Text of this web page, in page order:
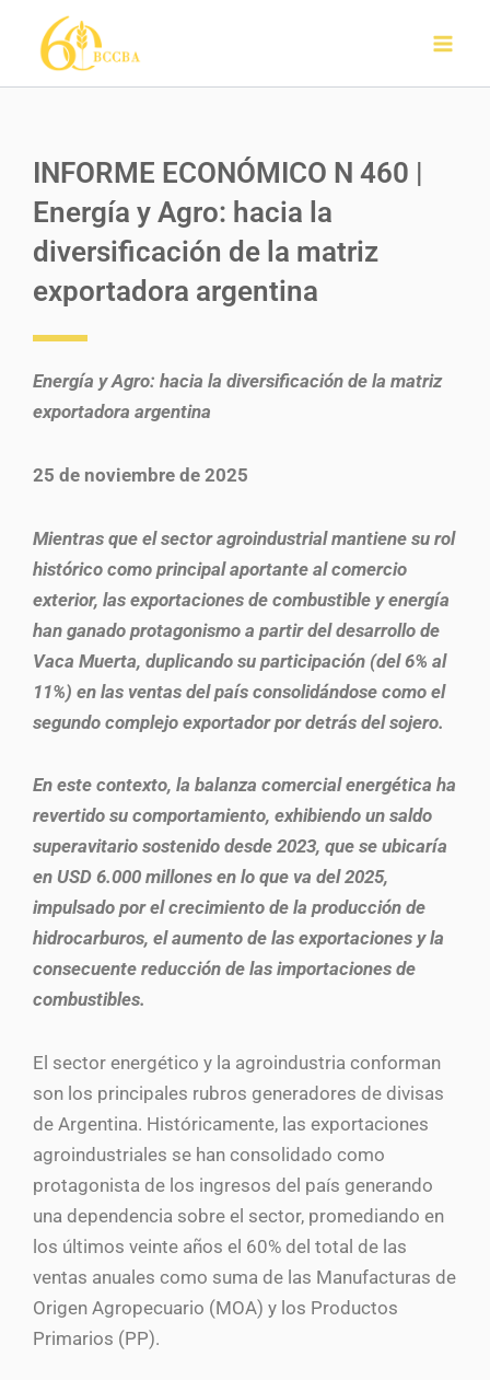
contenido
INFORME ECONÓMICO N 460 |
Energía y Agro: hacia la
diversificación de la matriz
exportadora argentina
Energía y Agro: hacia la diversificación de la matriz
exportadora argentina
25 de noviembre de 2025
Mientras que el sector agroindustrial mantiene su rol
histórico como principal aportante al comercio
exterior, las exportaciones de combustible y energía
han ganado protagonismo a partir del desarrollo de
Vaca Muerta, duplicando su participación (del 6% al
11%) en las ventas del país consolidándose como el
segundo complejo exportador por detrás del sojero.
En este contexto, la balanza comercial energética ha
revertido su comportamiento, exhibiendo un saldo
superavitario sostenido desde 2023, que se ubicaría
en USD 6.000 millones en lo que va del 2025,
impulsado por el crecimiento de la producción de
hidrocarburos, el aumento de las exportaciones y la
consecuente reducción de las importaciones de
combustibles.
El sector energético y la agroindustria conforman
son los principales rubros generadores de divisas
de Argentina. Históricamente, las exportaciones
agroindustriales se han consolidado como
protagonista de los ingresos del país generando
una dependencia sobre el sector, promediando en
los últimos veinte años el 60% del total de las
ventas anuales como suma de las Manufacturas de
Origen Agropecuario (MOA) y los Productos
Primarios (PP).